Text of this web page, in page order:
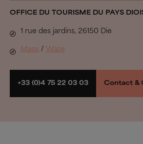
Het herdersleven
Regionale natuurparken
Alle accommodaties
Uit de band springen
In de Pays Diois gaan we…
Boek mijn verblijf
OFFICE DU TOURISME DU PAYS
1 rue des jardins, 26150 Die
Maps / Waze
+33 (0)4 75 22 03 03 Contact &